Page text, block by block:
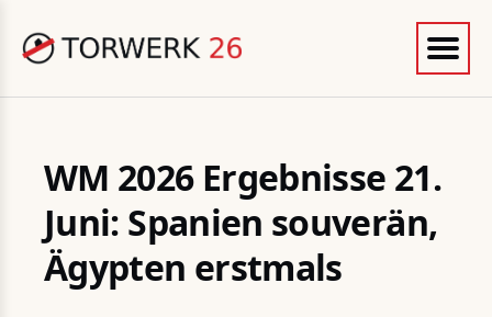
WM 2026 Ergebnisse 21.
Juni: Spanien souverän,
Ägypten erstmals